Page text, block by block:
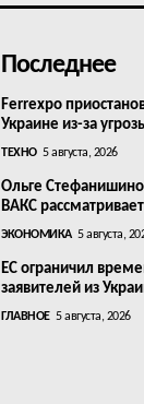
Последнее
Ferrexpo
Украине из-за
ТЕХНО 5 августа, 2026
Ольге
ВАКС
ЭКОНОМИКА 5 августа,
ЕС ограничил
заявителей из
ГЛАВНОЕ 5 августа, 2026